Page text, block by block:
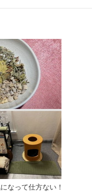
なって仕方ない！